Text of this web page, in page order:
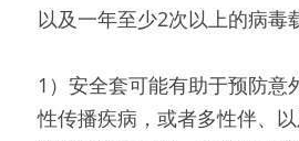
以及一年至少2次以上的病毒
1）安全套可能有助于预防意
性传播疾病，或者多性伴、